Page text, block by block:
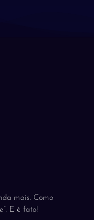
mais. Como
E é fato!